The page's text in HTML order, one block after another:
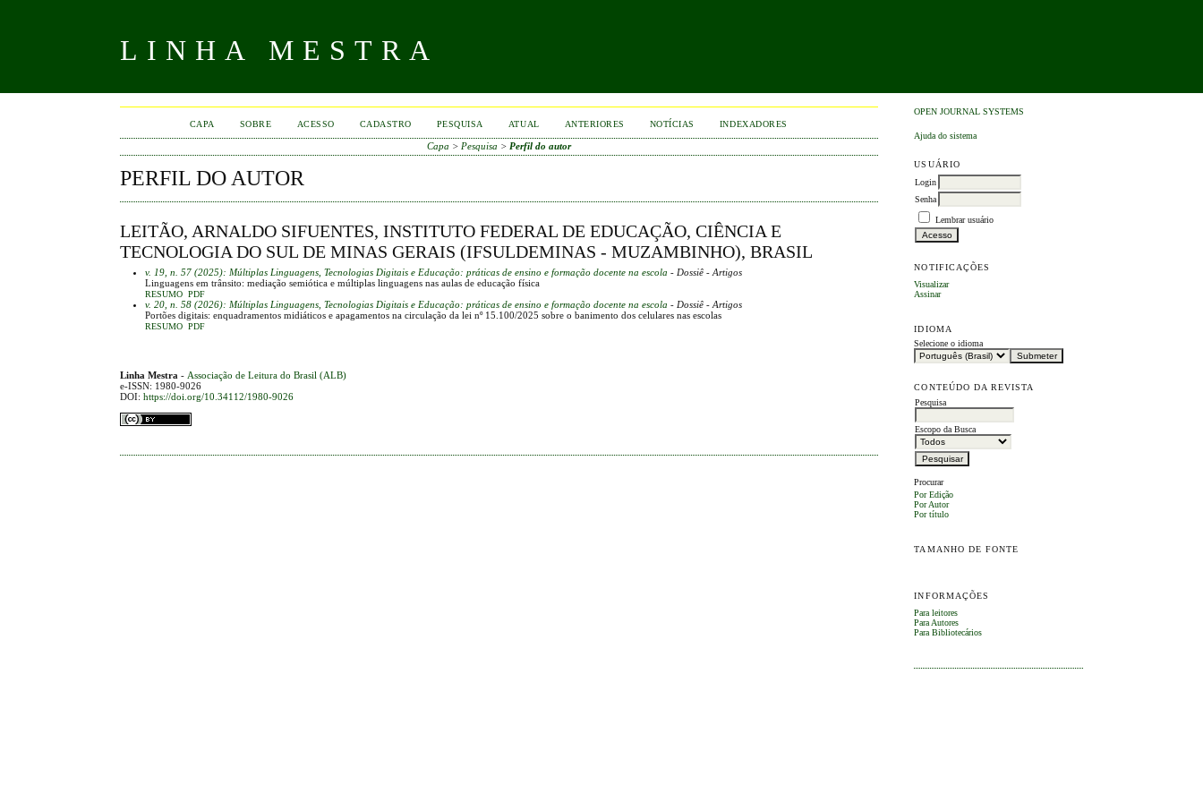
LINHA MESTRA
OPEN JOURNAL SYSTEMS
Ajuda do sistema
USUÁRIO
Login
Senha
Lembrar usuário
NOTIFICAÇÕES
Visualizar
Assinar
IDIOMA
Selecione o idioma
CONTEÚDO DA REVISTA
Pesquisa
Escopo da Busca
Procurar
Por Edição
Por Autor
Por título
TAMANHO DE FONTE
INFORMAÇÕES
Para leitores
Para Autores
Para Bibliotecários
CAPA SOBRE ACESSO CADASTRO PESQUISA ATUAL ANTERIORES NOTÍCIAS INDEXADORES
Capa > Pesquisa > Perfil do autor
PERFIL DO AUTOR
LEITÃO, ARNALDO SIFUENTES, INSTITUTO FEDERAL DE EDUCAÇÃO, CIÊNCIA E
TECNOLOGIA DO SUL DE MINAS GERAIS (IFSULDEMINAS - MUZAMBINHO), BRASIL
v. 19, n. 57 (2025): Múltiplas Linguagens, Tecnologias Digitais e Educação: práticas de ensino e formação docente na escola - Dossiê - Artigos
Linguagens em trânsito: mediação semiótica e múltiplas linguagens nas aulas de educação física
RESUMO PDF
v. 20, n. 58 (2026): Múltiplas Linguagens, Tecnologias Digitais e Educação: práticas de ensino e formação docente na escola - Dossiê - Artigos
Portões digitais: enquadramentos midiáticos e apagamentos na circulação da lei nº 15.100/2025 sobre o banimento dos celulares nas escolas
RESUMO PDF
Linha Mestra- Associação de Leitura do Brasil (ALB)
e-ISSN: 1980-9026
DOI:https://doi.org/10.34112/1980-9026